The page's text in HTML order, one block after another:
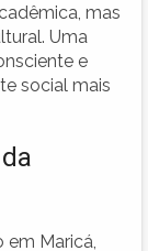
mas
Uma
e
social mais
Maricá,